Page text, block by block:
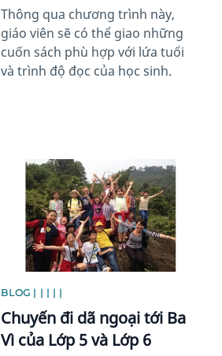
Thông qua chương trình này,
giáo viên sẽ có thể giao những
cuốn sách phù hợp với lứa tuổi
và trình độ đọc của học sinh.
News image
BLOG | | | | |
Chuyến đi dã ngoại tới Ba
Vì của Lớp 5 và Lớp 6